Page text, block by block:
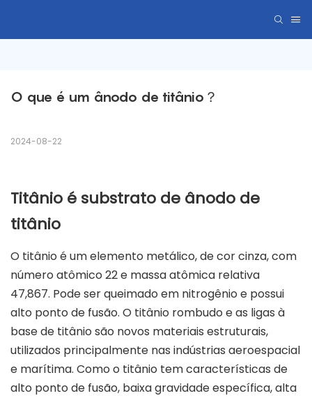
O que é um ânodo de titânio？
2024-08-22
Titânio é substrato de ânodo de
titânio
O titânio é um elemento metálico, de cor cinza, com
número atômico 22 e massa atômica relativa
47,867. Pode ser queimado em nitrogênio e possui
alto ponto de fusão. O titânio rombudo e as ligas à
base de titânio são novos materiais estruturais,
utilizados principalmente nas indústrias aeroespacial
e marítima. Como o titânio tem características de
alto ponto de fusão, baixa gravidade específica, alta